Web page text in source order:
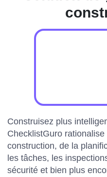
Construisez plus
ChecklistGuro
construction, de la
les tâches, les
sécurité et bien plus